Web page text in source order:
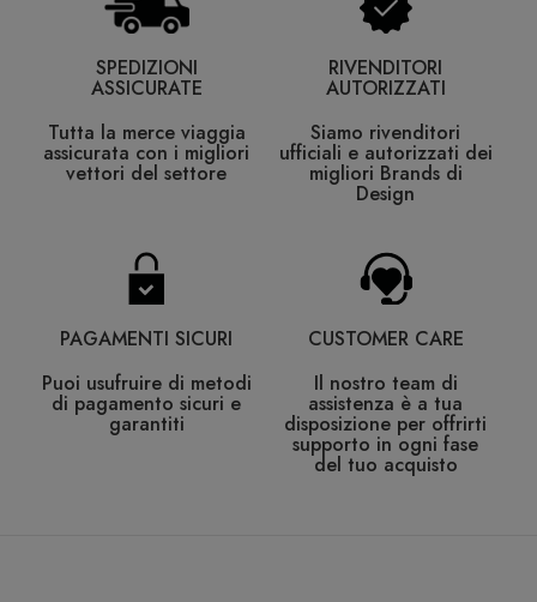
SPEDIZIONI
ASSICURATE
Tutta la merce viaggia
assicurata con i migliori
vettori del settore
RIVENDITORI
AUTORIZZATI
Siamo rivenditori
ufficiali e autorizzati dei
migliori Brands di
Design
PAGAMENTI SICURI
Puoi usufruire di metodi
di pagamento sicuri e
garantiti
CUSTOMER CARE
Il nostro team di
assistenza è a tua
disposizione per offrirti
supporto in ogni fase
del tuo acquisto